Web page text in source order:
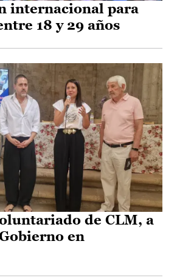
internacional para
18 y 29 años
de CLM, a
en